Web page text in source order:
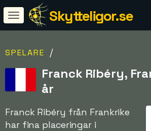
Skytteligor.se
SPELARE /
Franck Ribéry,
år
Franck Ribéry från Frankrike
har fina placeringar i